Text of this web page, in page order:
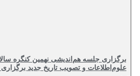
برگزاری جلسه هم‌اندیشی نهمین کنگره
علوم‌اطلاعات و تصویب تاریخ جدید برگزاری در